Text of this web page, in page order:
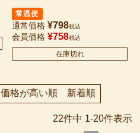
常温便
通常価格 ¥798税込
会員価格 ¥758税込
在庫切れ
価格が高い順 新着順
22件中 1-20件表示